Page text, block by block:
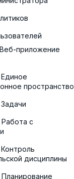
Веб-приложение
Единое
пространство
Задачи
Работа с
Контроль
дисциплины
Планирование